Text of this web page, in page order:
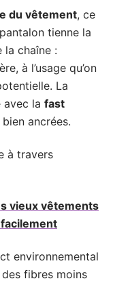
du vêtement, ce
tienne la
la chaîne :
à l’usage qu’on
La
avec la fast
ancrées.
à travers
vieux vêtements
environnemental
fibres moins